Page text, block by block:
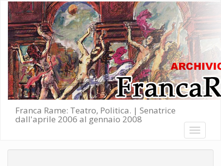
Salta al contenuto principale
Franca Rame: Teatro, Politica. | Senatrice
dall'aprile 2006 al gennaio 2008
Toggle